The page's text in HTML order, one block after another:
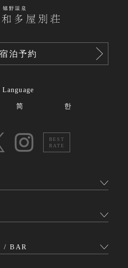
宿泊予約
Language
简 한
BEST
RATE
/ BAR